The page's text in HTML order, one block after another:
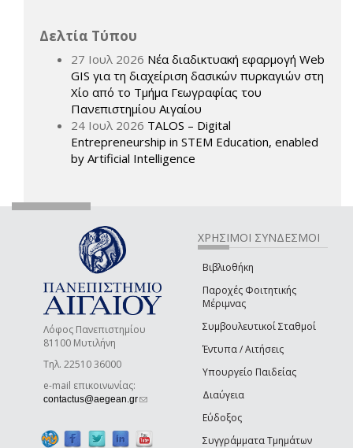
Δελτία Τύπου
27 Ιουλ 2026 Νέα διαδικτυακή εφαρμογή Web
GIS για τη διαχείριση δασικών πυρκαγιών στη
Χίο από το Τμήμα Γεωγραφίας του
Πανεπιστημίου Αιγαίου
24 Ιουλ 2026 TALOS – Digital
Entrepreneurship in STEM Education, enabled
by Artificial Intelligence
Λόφος Πανεπιστημίου
81100 Μυτιλήνη
Τηλ. 22510 36000
e-mail επικοινωνίας:
contactus@aegean.gr(link sends e-mail)
ΧΡΗΣΙΜΟΙ ΣΥΝΔΕΣΜΟΙ
Βιβλιοθήκη
Παροχές Φοιτητικής
Μέριμνας
Συμβουλευτικοί Σταθμοί
Έντυπα / Αιτήσεις
Υπουργείο Παιδείας
Διαύγεια
Εύδοξος
Συγγράμματα Τμημάτων